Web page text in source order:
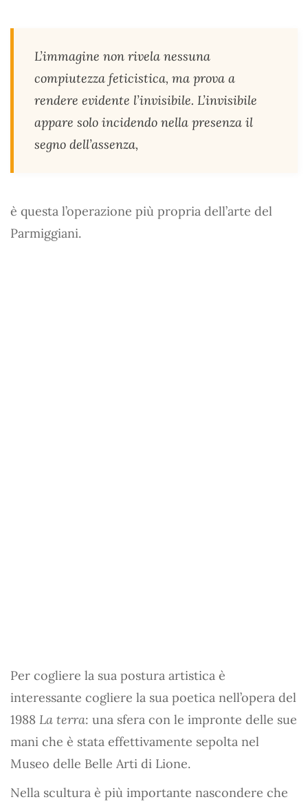
L’immagine non rivela nessuna
compiutezza feticistica, ma prova a
rendere evidente l’invisibile. L’invisibile
appare solo incidendo nella presenza il
segno dell’assenza,
è questa l’operazione più propria dell’arte del
Parmiggiani.
Per cogliere la sua postura artistica è
interessante cogliere la sua poetica nell’opera del
1988 La terra: una sfera con le impronte delle sue
mani che è stata effettivamente sepolta nel
Museo delle Belle Arti di Lione.
Nella scultura è più importante nascondere che